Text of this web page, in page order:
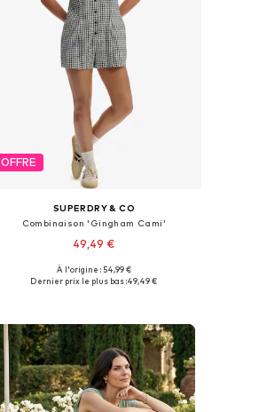
OFFRE
SUPERDRY & CO
Combinaison 'Gingham Cami'
49,49 €
Tailles disponibles: S, M, L
À l'origine : 54,99 €
Dernier prix le plus bas :49,49 €